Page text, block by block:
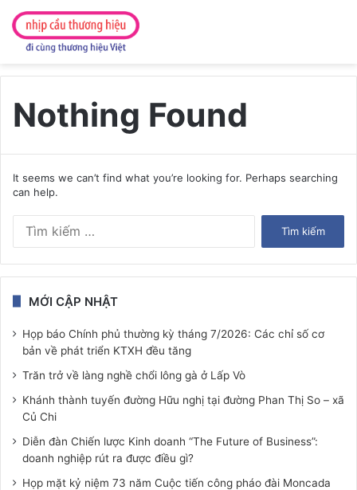
Nothing Found
It seems we can’t find what you’re looking for. Perhaps searching
can help.
MỚI CẬP NHẬT
Họp báo Chính phủ thường kỳ tháng 7/2026: Các chỉ số cơ
bản về phát triển KTXH đều tăng
Trăn trở về làng nghề chổi lông gà ở Lấp Vò
Khánh thành tuyến đường Hữu nghị tại đường Phan Thị So – xã
Củ Chi
Diễn đàn Chiến lược Kinh doanh “The Future of Business”:
doanh nghiệp rút ra được điều gì?
Họp mặt kỷ niệm 73 năm Cuộc tiến công pháo đài Moncada